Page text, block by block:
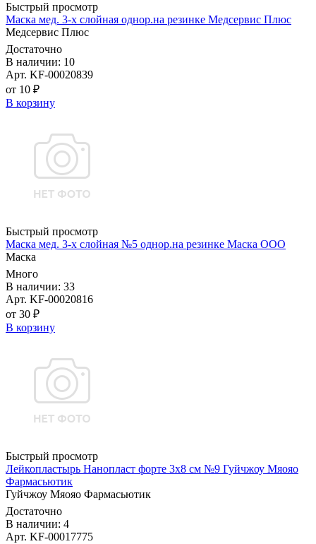
Быстрый просмотр
Маска мед. 3-х слойная однор.на резинке Медсервис Плюс
Медсервис Плюс
Достаточно
В наличии: 10
Арт. KF-00020839
от 10 ₽
В корзину
Быстрый просмотр
Маска мед. 3-х слойная №5 однор.на резинке Маска ООО
Маска
Много
В наличии: 33
Арт. KF-00020816
от 30 ₽
В корзину
Быстрый просмотр
Лейкопластырь Нанопласт форте 3х8 см №9 Гуйчжоу Мяояо
Фармасьютик
Гуйчжоу Мяояо Фармасьютик
Достаточно
В наличии: 4
Арт. KF-00017775